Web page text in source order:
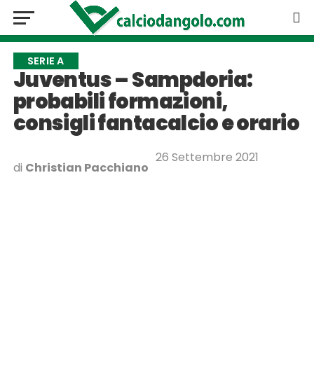
SERIE A
Juventus – Sampdoria:
probabili formazioni,
consigli fantacalcio e orario
di Christian Pacchiano
26 Settembre 2021